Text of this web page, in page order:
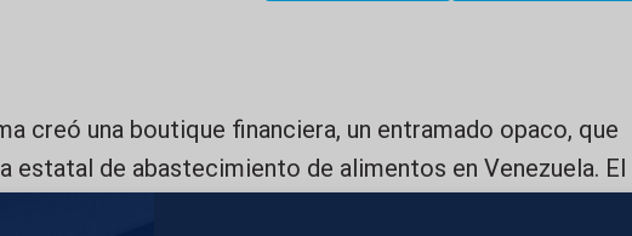
creó una boutique financiera, un entramado opaco, que
estatal de abastecimiento de alimentos en Venezuela. El